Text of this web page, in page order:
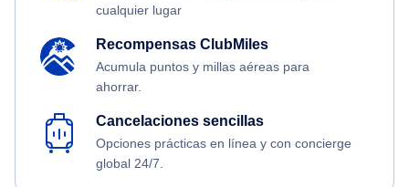
cualquier lugar
Recompensas ClubMiles
Acumula puntos y millas aéreas para
ahorrar.
Cancelaciones sencillas
Opciones prácticas en línea y con concierge
global 24/7.